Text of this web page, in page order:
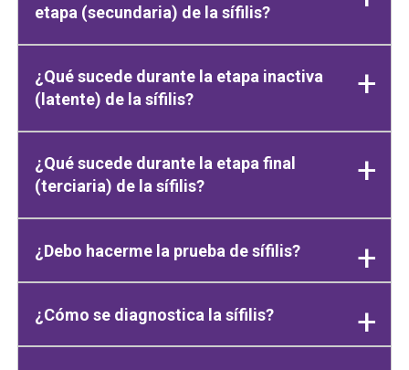
etapa (secundaria) de la sífilis?
¿Qué sucede durante la etapa inactiva
(latente) de la sífilis?
¿Qué sucede durante la etapa final
(terciaria) de la sífilis?
¿Debo hacerme la prueba de sífilis?
¿Cómo se diagnostica la sífilis?